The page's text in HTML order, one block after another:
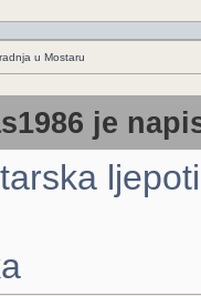
u Mostaru
je